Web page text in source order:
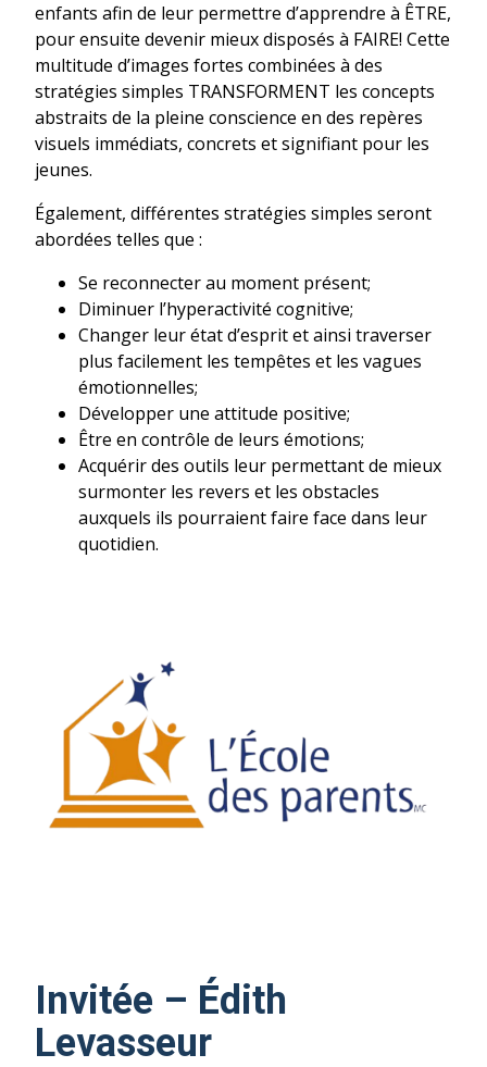
enfants afin de leur permettre d’apprendre à ÊTRE,
pour ensuite devenir mieux disposés à FAIRE! Cette
multitude d’images fortes combinées à des
stratégies simples TRANSFORMENT les concepts
abstraits de la pleine conscience en des repères
visuels immédiats, concrets et signifiant pour les
jeunes.
Également, différentes stratégies simples seront
abordées telles que :
Se reconnecter au moment présent;
Diminuer l’hyperactivité cognitive;
Changer leur état d’esprit et ainsi traverser
plus facilement les tempêtes et les vagues
émotionnelles;
Développer une attitude positive;
Être en contrôle de leurs émotions;
Acquérir des outils leur permettant de mieux
surmonter les revers et les obstacles
auxquels ils pourraient faire face dans leur
quotidien.
Invitée – Édith
Levasseur